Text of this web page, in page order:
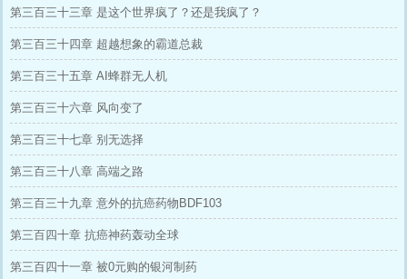
第三百三十三章 是这个世界疯了？还是我疯了？
第三百三十四章 超越想象的霸道总裁
第三百三十五章 AI蜂群无人机
第三百三十六章 风向变了
第三百三十七章 别无选择
第三百三十八章 高端之路
第三百三十九章 意外的抗癌药物BDF103
第三百四十章 抗癌神药轰动全球
第三百四十一章 被0元购的银河制药